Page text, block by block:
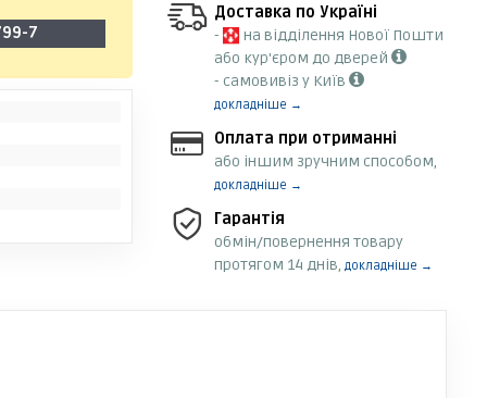
7
Доставка по Україні
-
на відділення Нової Пошти
або кур'єром до дверей
- самовивіз у Київ
докладніше →
Оплата при отриманні
або іншим зручним способом,
докладніше →
Гарантія
обмін/повернення товару
протягом 14 днів,докладніше →